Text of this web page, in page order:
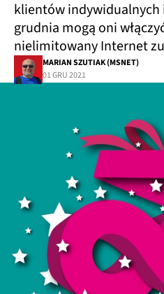
klientów indywidualnych
grudnia mogą oni
nielimitowany Internet
MARIAN SZUTIAK (MSNET)
01 GRU 2021